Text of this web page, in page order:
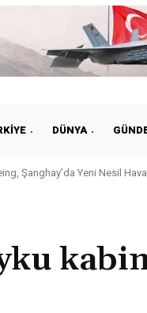
DÜNYA
Şanghay’da Yeni Nesil
Türkiye ile Vietnam Arasında